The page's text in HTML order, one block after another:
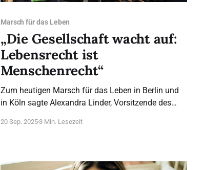
Marsch für das Leben
„Die Gesellschaft wacht auf:
Lebensrecht ist
Menschenrecht“
Zum heutigen Marsch für das Leben in Berlin und
in Köln sagte Alexandra Linder, Vorsitzende des
alten Baby bis zur 89-jährigen Urgroßmutter: Der
gezeigt, dass Lebensrecht ein
20 Sep. 20253 Min. Lesezeit